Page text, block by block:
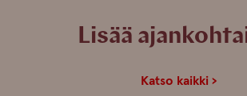
Lisää
Katso kaikki ›